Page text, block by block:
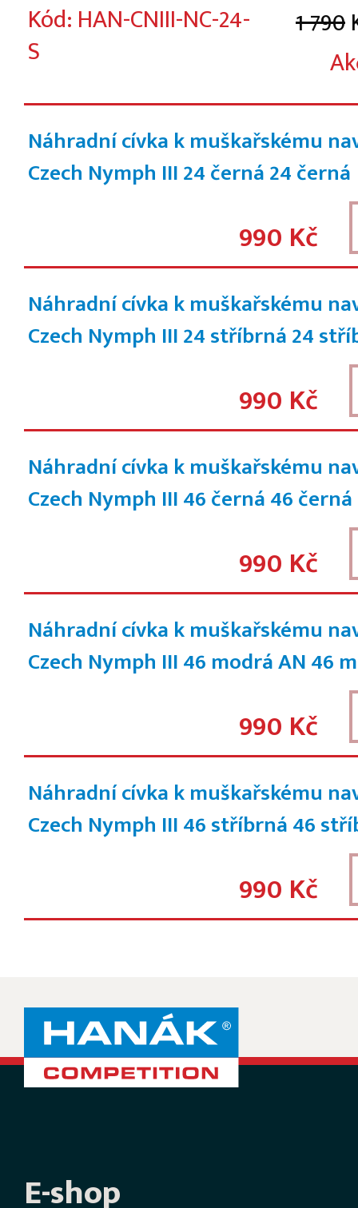
Kód: HAN-CNIII-NC-24-
S
1 790
Náhradní cívka k muškařskému
Czech Nymph III 24 černá24 černá
990 Kč
Náhradní cívka k muškařskému
Czech Nymph III 24 stříbrná24
990 Kč
Náhradní cívka k muškařskému
Czech Nymph III 46 černá46 černá
990 Kč
Náhradní cívka k muškařskému
Czech Nymph III 46 modrá AN46
990 Kč
Náhradní cívka k muškařskému
Czech Nymph III 46 stříbrná46
990 Kč
E-shop